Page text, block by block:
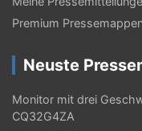
v
i
g
a
Premium
Neuste
Monitor mit drei
CQ32G4ZA